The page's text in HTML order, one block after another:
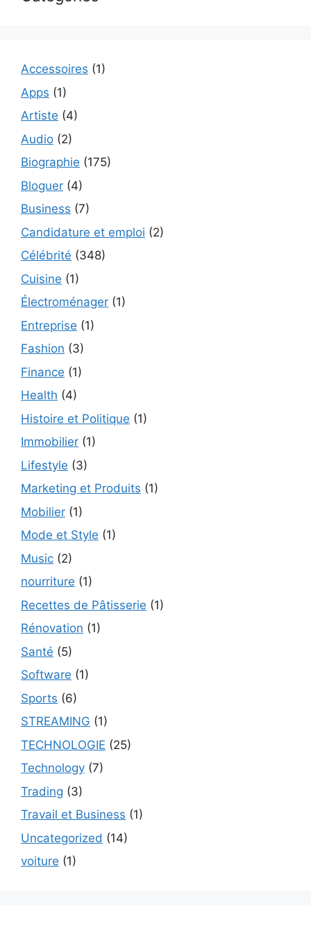
Accessoires (1)
Apps (1)
Artiste (4)
Audio (2)
Biographie (175)
Bloguer (4)
Business (7)
Candidature et emploi (2)
Célébrité (348)
Cuisine (1)
Électroménager (1)
Entreprise (1)
Fashion (3)
Finance (1)
Health (4)
Histoire et Politique (1)
Immobilier (1)
Lifestyle (3)
Marketing et Produits (1)
Mobilier (1)
Mode et Style (1)
Music (2)
nourriture (1)
Recettes de Pâtisserie (1)
Rénovation (1)
Santé (5)
Software (1)
Sports (6)
STREAMING (1)
TECHNOLOGIE (25)
Technology (7)
Trading (3)
Travail et Business (1)
Uncategorized (14)
voiture (1)